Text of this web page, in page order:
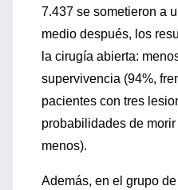
7.437 se sometieron a
medio después, los
la cirugía abierta:
supervivencia (94%,
pacientes con tres
probabilidades de
menos).
Además, en el grupo